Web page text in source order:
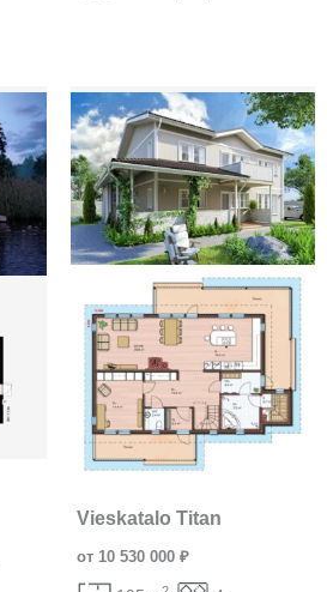
Vieskatalo Titan
от 10 530 000 ₽